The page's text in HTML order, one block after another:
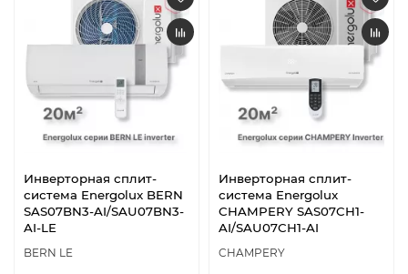
Инверторная сплит-
система Energolux BERN
SAS07BN3-AI/SAU07BN3-
AI-LE
BERN LE
Инверторная сплит-
система Energolux
CHAMPERY SAS07CH1-
AI/SAU07CH1-AI
CHAMPERY